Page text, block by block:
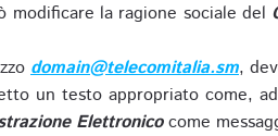
modificare la ragione sociale del
domain@telecomitalia.sm,
un testo appropriato come,
Elettronicocome